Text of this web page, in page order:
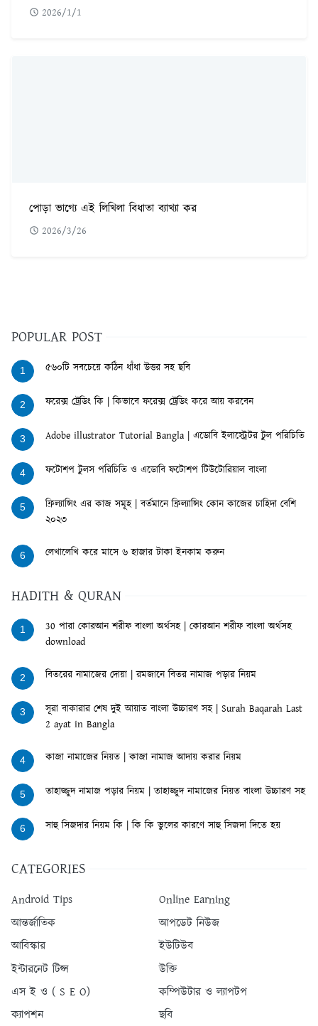
2026/1/1
পোড়া ভাগ্যে এই লিখিলা বিধাতা ব্যাখ্যা কর
2026/3/26
POPULAR POST
1 ৫৬০টি সবচেয়ে কঠিন ধাঁধা উত্তর সহ ছবি
2 ফরেক্স ট্রেডিং কি | কিভাবে ফরেক্স ট্রেডিং করে আয় করবেন
3 Adobe illustrator Tutorial Bangla | এডোবি ইলাস্ট্রেটর টুল পরিচিতি
4 ফটোশপ টুলস পরিচিতি ও এডোবি ফটোশপ টিউটোরিয়াল বাংলা
5
ফ্রিল্যান্সিং এর কাজ সমূহ | বর্তমানে ফ্রিল্যান্সিং কোন কাজের চাহিদা বেশি
২০২৩
6 লেখালেখি করে মাসে ৬ হাজার টাকা ইনকাম করুন
HADITH & QURAN
1
30 পারা কোরআন শরীফ বাংলা অর্থসহ | কোরআন শরীফ বাংলা অর্থসহ
download
2 বিতরের নামাজের দোয়া | রমজানে বিতর নামাজ পড়ার নিয়ম
3
সূরা বাকারার শেষ দুই আয়াত বাংলা উচ্চারণ সহ | Surah Baqarah Last
2 ayat in Bangla
4 কাজা নামাজের নিয়ত | কাজা নামাজ আদায় করার নিয়ম
5 তাহাজ্জুদ নামাজ পড়ার নিয়ম | তাহাজ্জুদ নামাজের নিয়ত বাংলা উচ্চারণ সহ
6 সাহু সিজদার নিয়ম কি | কি কি ভুলের কারণে সাহু সিজদা দিতে হয়
CATEGORIES
Android Tips
Online Earning
আন্তর্জাতিক
আপডেট নিউজ
আবিস্কার
ইউটিউব
ইন্টারনেট টিপ্স
উক্তি
এস ই ও ( S E O)
কম্পিউটার ও ল্যাপটপ
ক্যাপশন
ছবি